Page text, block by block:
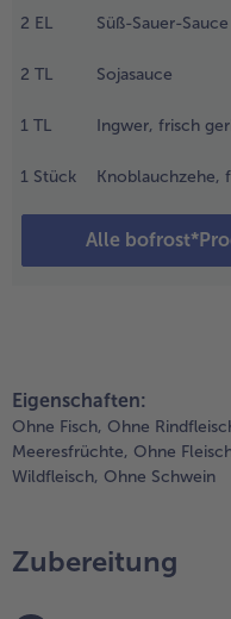
2 EL Süß-Sauer-Sauce
2 TL Sojasauce
1 TL Ingwer, frisch
1 Stück Knoblauchzehe,
Alle
mit
stellen
rote
noch
kleiner
Eigenschaften:
Ohne Fisch, Ohne
Meeresfrüchte, Ohne
Wildfleisch, Ohne Schwein
Zubereitung